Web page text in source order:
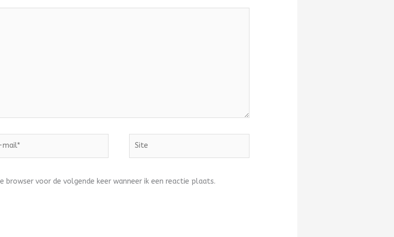
browser voor de volgende keer wanneer ik een reactie plaats.